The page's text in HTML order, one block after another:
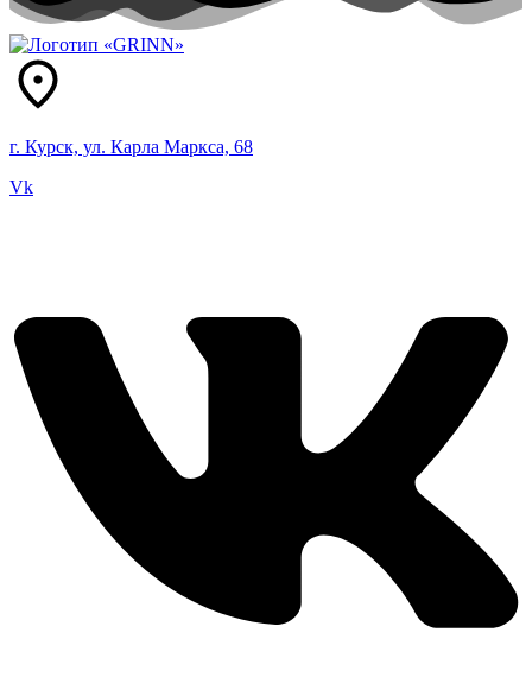
г. Курск, ул. Карла Маркса, 68
Vk